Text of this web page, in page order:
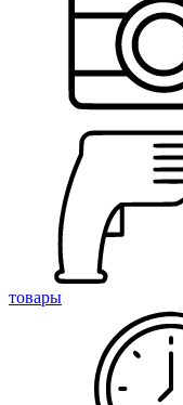
товары